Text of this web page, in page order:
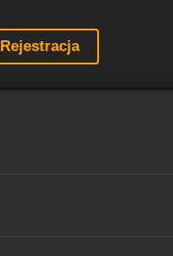
Rejestracja